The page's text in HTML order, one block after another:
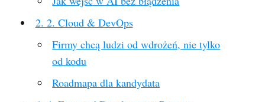
2. 2. Cloud & DevOps
Firmy chcą ludzi od wdrożeń, nie tylko
od kodu
Roadmapa dla kandydata